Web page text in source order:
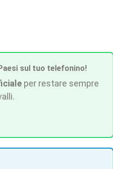
sul tuo telefonino!
per restare sempre